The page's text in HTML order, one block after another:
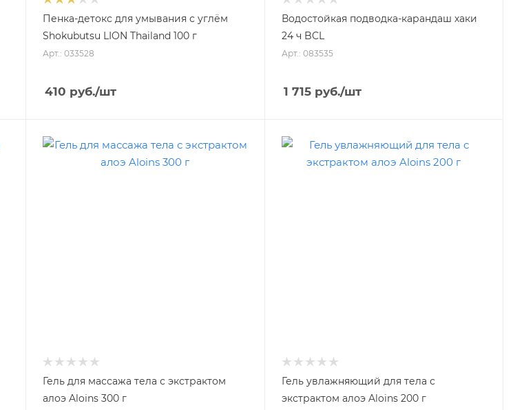
Пенка-детокс для умывания с углём
Shokubutsu LION Thailand 100 г
Арт.: 033528
410 руб./шт
Водостойкая подводка-карандаш хаки
24 ч BCL
Арт.: 083535
1 715руб./шт
Гель для массажа тела с экстрактом
алоэ Aloins 300 г
Гель увлажняющий для тела с
экстрактом алоэ Aloins 200 г